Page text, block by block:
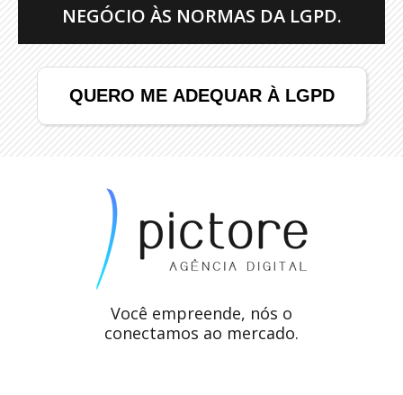
NEGÓCIO ÀS NORMAS DA LGPD.
QUERO ME ADEQUAR À LGPD
Você empreende, nós o
conectamos ao mercado.